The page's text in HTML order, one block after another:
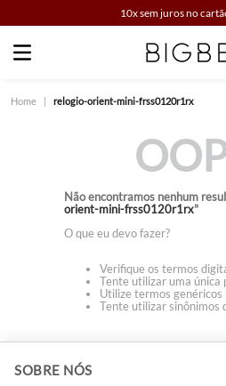
10x sem juros no
Faça sua busca
relogio-orient-mini-frss0120r1rx
Não encontramos nenhum
orient-mini-frss0120r1rx"
O que eu devo fazer?
Verifique os termos
Tente utilizar uma única
Utilize termos genéricos
Tente utilizar sinônimos
SOBRE NÓS